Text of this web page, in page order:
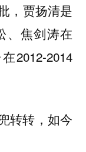
，贾扬清是
、焦剑涛在
2012-2014
转转，如今